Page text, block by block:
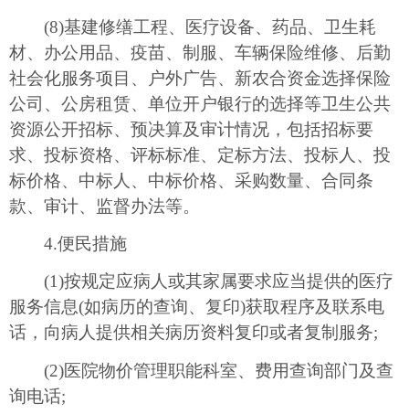
(8)基建修缮工程、医疗设备、药品、卫生耗
材、办公用品、疫苗、制服、车辆保险维修、后勤
社会化服务项目、户外广告、新农合资金选择保险
公司、公房租赁、单位开户银行的选择等卫生公共
资源公开招标、预决算及审计情况，包括招标要
求、投标资格、评标标准、定标方法、投标人、投
标价格、中标人、中标价格、采购数量、合同条
款、审计、监督办法等。
4.便民措施
(1)按规定应病人或其家属要求应当提供的医疗
服务信息(如病历的查询、复印)获取程序及联系电
话，向病人提供相关病历资料复印或者复制服务;
(2)医院物价管理职能科室、费用查询部门及查
询电话;